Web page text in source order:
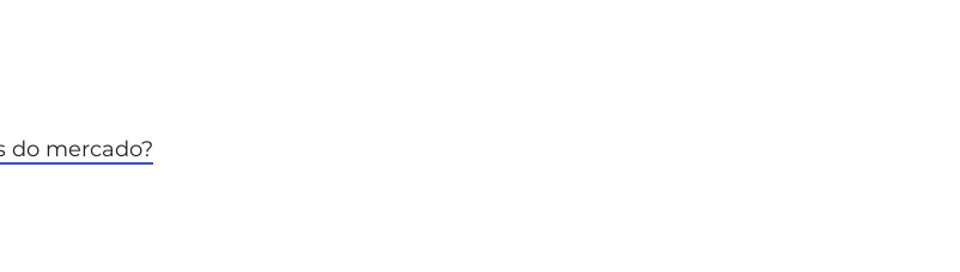
do mercado?